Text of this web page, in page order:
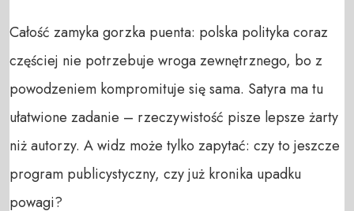
Całość zamyka gorzka puenta: polska polityka coraz
częściej nie potrzebuje wroga zewnętrznego, bo z
powodzeniem kompromituje się sama. Satyra ma tu
ułatwione zadanie – rzeczywistość pisze lepsze żarty
niż autorzy. A widz może tylko zapytać: czy to jeszcze
program publicystyczny, czy już kronika upadku
powagi?